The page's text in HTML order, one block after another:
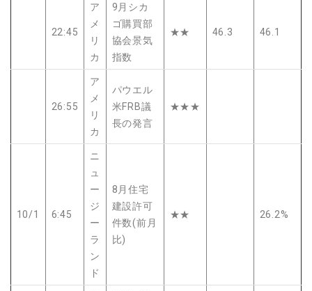
22:45
ア
メ
リ
カ
9月シカ
ゴ購買部
協会景気
指数
★★ 46.3 46.1
26:55
ア
メ
リ
カ
パウエル
米FRB議
長の発言
★★★
10/1 6:45
ニ
ュ
ー
ジ
ー
ラ
ン
ド
8月住宅
建設許可
件数(前月
比)
★★ 26.2%